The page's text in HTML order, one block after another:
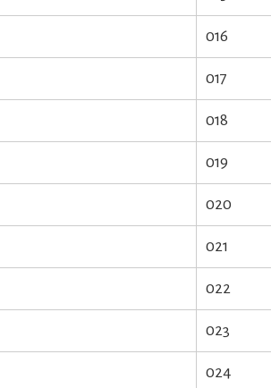
016
017
018
019
020
021
022
023
024